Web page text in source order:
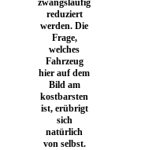
zwangsläufig
reduziert
werden. Die
Frage,
welches
Fahrzeug
hier auf dem
Bild am
kostbarsten
ist, erübrigt
sich
natürlich
von selbst.